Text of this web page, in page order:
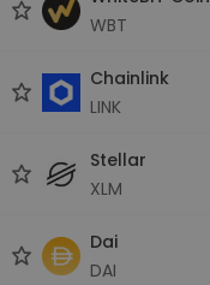
WBT
Chainlink
LINK
Stellar
XLM
Dai
DAI